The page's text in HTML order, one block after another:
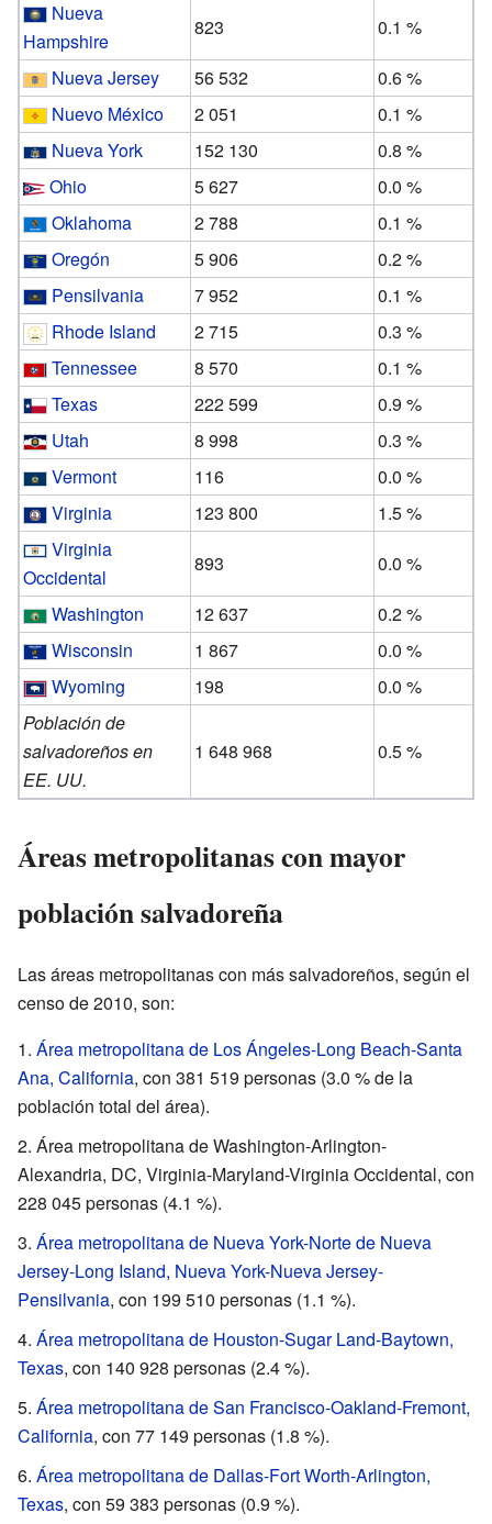
Nueva
Hampshire
823
0.1 %
Nueva Jersey
56 532
0.6 %
Nuevo México
2 051
0.1 %
Nueva York
152 130
0.8 %
Ohio
5 627
0.0 %
Oklahoma
2 788
0.1 %
Oregón
5 906
0.2 %
Pensilvania
7 952
0.1 %
Rhode Island
2 715
0.3 %
Tennessee
8 570
0.1 %
Texas
222 599
0.9 %
Utah
8 998
0.3 %
Vermont
116
0.0 %
Virginia
123 800
1.5 %
Virginia
Occidental
893
0.0 %
Washington
12 637
0.2 %
Wisconsin
1 867
0.0 %
Wyoming
198
0.0 %
Población de
salvadoreños en
EE. UU.
1 648 968 0.5 %
Áreas metropolitanas con mayor
población salvadoreña
Las áreas metropolitanas con más salvadoreños, según el
censo de 2010, son:
Área metropolitana de Los Ángeles-Long Beach-Santa
Ana, California, con 381 519 personas (3.0 % de la
población total del área).
Área metropolitana de Washington-Arlington-
Alexandria, DC, Virginia-Maryland-Virginia Occidental, con
228 045 personas (4.1 %).
Área metropolitana de Nueva York-Norte de Nueva
Jersey-Long Island, Nueva York-Nueva Jersey-
Pensilvania, con 199 510 personas (1.1 %).
Área metropolitana de Houston-Sugar Land-Baytown,
Texas, con 140 928 personas (2.4 %).
Área metropolitana de San Francisco-Oakland-Fremont,
California, con 77 149 personas (1.8 %).
Área metropolitana de Dallas-Fort Worth-Arlington,
Texas, con 59 383 personas (0.9 %).